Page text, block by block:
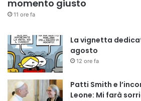
momento giusto
11 ore fa
La vignetta
agosto
12 ore fa
Patti Smith e
Leone: Mi farà